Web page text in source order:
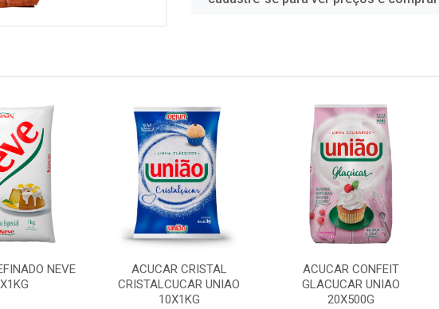
NEVE
ACUCAR CRISTAL
CRISTALCUCAR UNIAO
10X1KG
ACUCAR CONFEIT
GLACUCAR UNIAO
20X500G